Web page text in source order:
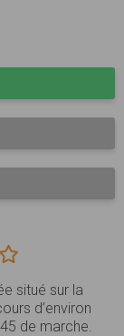
situé sur la
d’environ
de marche.